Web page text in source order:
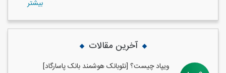
بيشتر
آخرین مقالات
ویپاد چیست؟ [نئوبانک هوشمند بانک پاسارگاد]